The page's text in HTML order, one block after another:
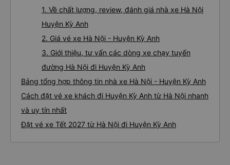
1. Về chất lượng, review, đánh giá nhà xe Hà Nội
Huyện Kỳ Anh
2. Giá vé xe Hà Nội - Huyện Kỳ Anh
3. Giới thiệu, tư vấn các dòng xe chạy tuyến
đường Hà Nội đi Huyện Kỳ Anh
Bảng tổng hợp thông tin nhà xe Hà Nội - Huyện Kỳ Anh
Cách đặt vé xe khách đi Huyện Kỳ Anh từ Hà Nội nhanh
và uy tín nhất
Đặt vé xe Tết 2027 từ Hà Nội đi Huyện Kỳ Anh